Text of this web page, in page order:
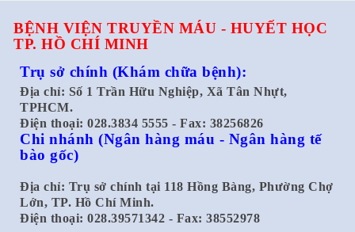
BỆNH VIỆN TRUYỀN MÁU - HUYẾT HỌC
TP. HỒ CHÍ MINH
Trụ sở chính (Khám chữa bệnh):
Địa chỉ: Số 1 Trần Hữu Nghiệp, Xã Tân Nhựt,
TPHCM.
Điện thoại: 028.3834 5555 - Fax: 38256826
Chi nhánh (Ngân hàng máu - Ngân hàng tế
bào gốc)
Địa chỉ: Trụ sở chính tại 118 Hồng Bàng, Phường Chợ
Lớn, TP. Hồ Chí Minh.
Điện thoại: 028.39571342 - Fax: 38552978